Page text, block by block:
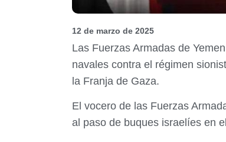
12 de marzo de 2025
Las Fuerzas Armadas de
navales contra el régimen
la Franja de Gaza.
El vocero de las Fuerzas
al paso de buques israelíes en